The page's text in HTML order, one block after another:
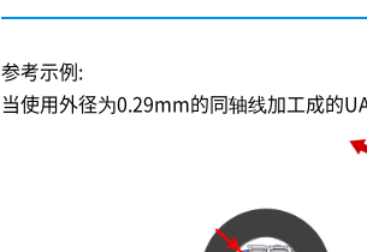
参考示例:
当使用外径为0.29mm的同轴线加工成的